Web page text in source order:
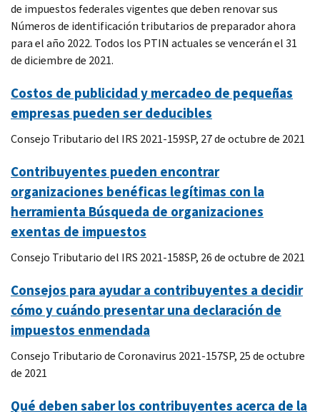
de impuestos federales vigentes que deben renovar sus
Números de identificación tributarios de preparador ahora
para el año 2022. Todos los PTIN actuales se vencerán el 31
de diciembre de 2021.
Costos de publicidad y mercadeo de pequeñas
empresas pueden ser deducibles
Consejo Tributario del IRS 2021-159SP, 27 de octubre de 2021
Contribuyentes pueden encontrar
organizaciones benéficas legítimas con la
herramienta Búsqueda de organizaciones
exentas de impuestos
Consejo Tributario del IRS 2021-158SP, 26 de octubre de 2021
Consejos para ayudar a contribuyentes a decidir
cómo y cuándo presentar una declaración de
impuestos enmendada
Consejo Tributario de Coronavirus 2021-157SP, 25 de octubre
de 2021
Qué deben saber los contribuyentes acerca de la